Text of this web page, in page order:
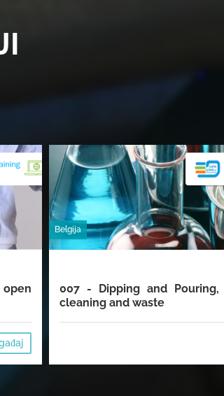
Belgija
007 - Dipping and Pouring,
cleaning and waste